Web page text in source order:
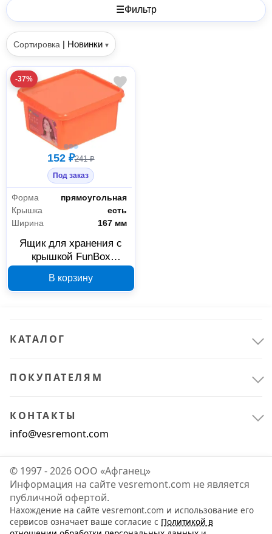
☰Фильтр
Сортировка | Новинки ▾
-37%
152 ₽241 ₽
Под заказ
Форма
прямоугольная
Крышка
есть
Ширина
167 мм
Ящик для хранения с
крышкой FunBox
00000041966
В корзину
КАТАЛОГ
ПОКУПАТЕЛЯМ
КОНТАКТЫ
info@vesremont.com
© 1997 - 2026 ООО «Афганец»
Информация на сайте vesremont.com не является
публичной офертой.
Нахождение на сайте vesremont.com и использование его
сервисов означает ваше согласие с Политикой в